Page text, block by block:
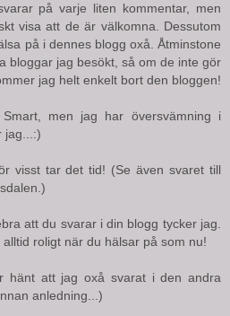
på varje liten kommentar, men
visa att de är välkomna. Dessutom
på i dennes blogg oxå. Åtminstone
bloggar jag besökt, så om de inte gör
jag helt enkelt bort den bloggen!
Smart, men jag har översvämning i
jag...:)
visst tar det tid! (Se även svaret till
att du svarar i din blogg tycker jag.
roligt när du hälsar på som nu!
hänt att jag oxå svarat i den andra
anledning...)